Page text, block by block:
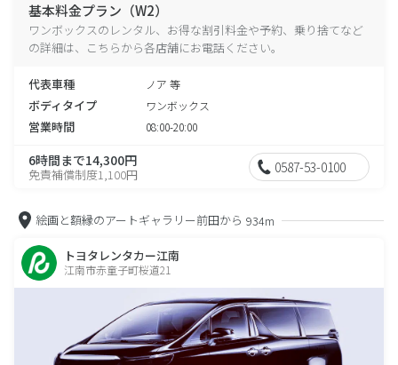
基本料金プラン（W2）
ワンボックスのレンタル、お得な割引料金や予約、乗り捨てなど
の詳細は、こちらから各店舗にお電話ください。
代表車種 ノア 等
ボディタイプ ワンボックス
営業時間 08:00-20:00
6時間まで14,300円
免責補償制度1,100円 0587-53-0100
絵画と額縁のアートギャラリー前田から 934m
トヨタレンタカー江南
江南市赤童子町桜道21